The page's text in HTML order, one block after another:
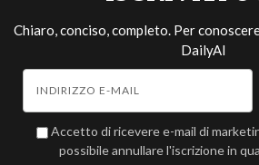
Chiaro, conciso, completo. Per
DailyAI
Accetto di ricevere e-mail di
possibile annullare l'iscrizione in